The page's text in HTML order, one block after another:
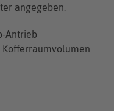
angegeben.
Antrieb